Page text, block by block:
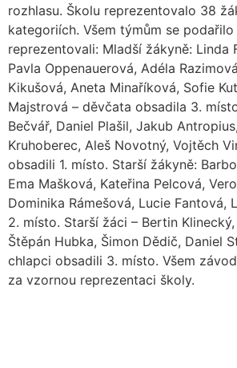
rozhlasu. Školu reprezentovalo 38
kategoriích. Všem týmům se
reprezentovali: Mladší žákyně: Linda
Pavla Oppenauerová, Adéla
Kikušová, Aneta Minaříková, Sofie
Majstrová – děvčata obsadila 3.
Bečvář, Daniel Plašil, Jakub
Kruhoberec, Aleš Novotný, Vojtěch
obsadili 1. místo. Starší žákyně:
Ema Mašková, Kateřina Pelcová,
Dominika Rámešová, Lucie Fantová,
2. místo. Starší žáci – Bertin
Štěpán Hubka, Šimon Dědič, Daniel
chlapci obsadili 3. místo. Všem
za vzornou reprezentaci školy.